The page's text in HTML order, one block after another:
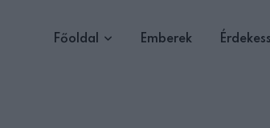
Főoldal Emberek